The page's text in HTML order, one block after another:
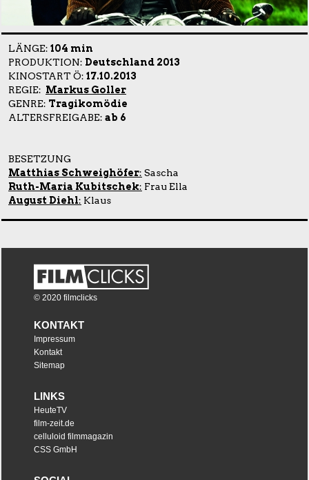
LÄNGE: 104 min
PRODUKTION: Deutschland 2013
KINOSTART Ö: 17.10.2013
REGIE: Markus Goller
GENRE: Tragikomödie
ALTERSFREIGABE: ab 6
BESETZUNG
Matthias Schweighöfer: Sascha
Ruth-Maria Kubitschek: Frau Ella
August Diehl: Klaus
© 2020 filmclicks
KONTAKT
Impressum
Kontakt
Sitemap
LINKS
HeuteTV
film-zeit.de
celluloid filmmagazin
CSS GmbH